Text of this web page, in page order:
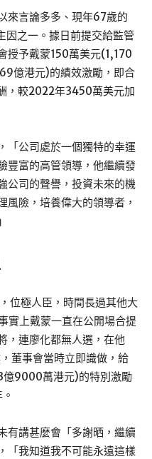
來言論多多、現年67歲的
因之一。據日前提交給監管
授予戴蒙150萬美元(1,170
億港元)的績效激勵，即合
，較2022年3450萬美元加
「公司處於一個獨特的幸運
豐富的高管領導，他繼續發
公司的聲譽，投資未來的機
風險，培養偉大的領導者，
位極人臣，時間長過其他大
實上戴蒙一直在公開場合提
，連廖化都無人選，在他
董事會當時立即識做，給
9000萬港元)的特別激勵
有講甚麼會「多謝晒，繼續
「我知道我不可能永遠這樣